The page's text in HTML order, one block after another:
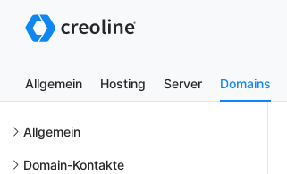
Allgemein Hosting Server Domains
Allgemein
Domain-Kontakte